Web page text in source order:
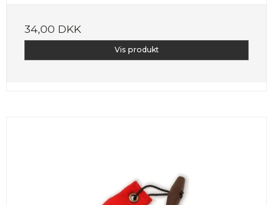
34,00 DKK
Vis produkt